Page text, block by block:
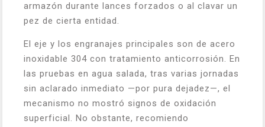
armazón durante lances forzados o al clavar un
pez de cierta entidad.
El eje y los engranajes principales son de acero
inoxidable 304 con tratamiento anticorrosión. En
las pruebas en agua salada, tras varias jornadas
sin aclarado inmediato —por pura dejadez—, el
mecanismo no mostró signos de oxidación
superficial. No obstante, recomiendo